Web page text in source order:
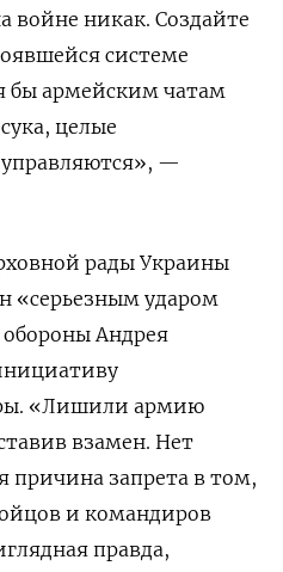
войне никак. Создайте
системе
бы армейским чатам
целые
—
рады Украины
«серьезным ударом
Андрея
«Лишили армию
взамен. Нет
причина запрета в том,
и командиров
правда,